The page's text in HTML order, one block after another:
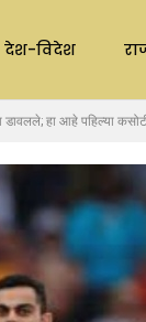
देश-विदेश
डावलले; हा आहे पहिल्या